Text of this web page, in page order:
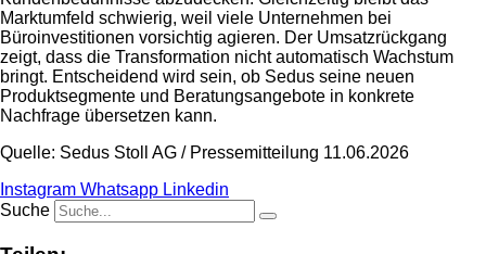
Marktumfeld schwierig, weil viele Unternehmen bei
Büroinvestitionen vorsichtig agieren. Der Umsatzrückgang
zeigt, dass die Transformation nicht automatisch Wachstum
bringt. Entscheidend wird sein, ob Sedus seine neuen
Produktsegmente und Beratungsangebote in konkrete
Nachfrage übersetzen kann.
Quelle: Sedus Stoll AG / Pressemitteilung 11.06.2026
Instagram Whatsapp Linkedin
Suche